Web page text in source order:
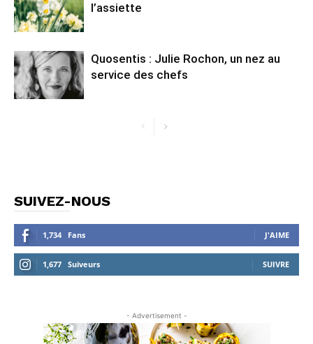
l’assiette
Quosentis : Julie Rochon, un nez au
service des chefs
SUIVEZ-NOUS
1,734 Fans J'AIME
1,677 Suiveurs SUIVRE
- Advertisement -